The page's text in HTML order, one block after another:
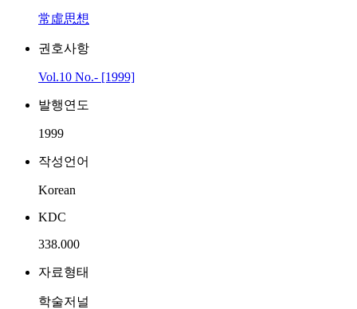
常虛思想
권호사항
Vol.10 No.- [1999]
발행연도
1999
작성언어
Korean
KDC
338.000
자료형태
학술저널